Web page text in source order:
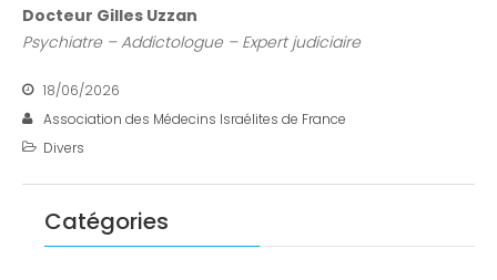
Docteur Gilles Uzzan
Psychiatre – Addictologue – Expert judiciaire
18/06/2026
Association des Médecins Israélites de France
Divers
Catégories